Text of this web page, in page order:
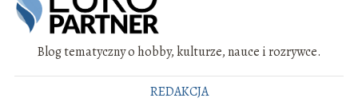
Blog tematyczny o hobby, kulturze, nauce i rozrywce.
REDAKCJA